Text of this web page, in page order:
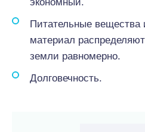
Питательные вещества
материал
земли равномерно.
Долговечность.